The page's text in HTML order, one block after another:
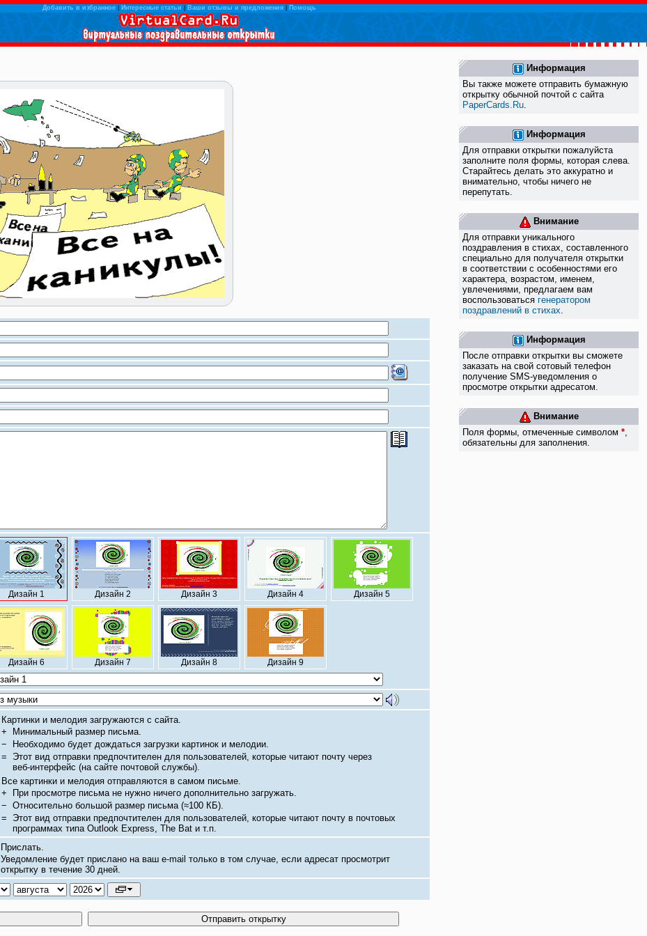
Добавить в избранное| Интересные статьи Ваши отзывы и предложения| Помощь
Дизайн 1 Дизайн 2 Дизайн 3 Дизайн 4 Дизайн 5
Дизайн 6 Дизайн 7 Дизайн 8 Дизайн 9
Картинки и мелодия загружаются с сайта.
+
Минимальный размер письма.
−
Необходимо будет дождаться загрузки картинок и мелодии.
= Этот вид отправки предпочтителен для пользователей, которые читают почту через
веб-интерфейс (на сайте почтовой службы).
Все картинки и мелодия отправляются в самом письме.
+
При просмотре письма не нужно ничего дополнительно загружать.
− Относительно большой размер письма (≈100 КБ).
= Этот вид отправки предпочтителен для пользователей, которые читают почту в почтовых
программах типа Outlook Express, The Bat и т.п.
Прислать.
Уведомление будет прислано на ваш e-mail только в том случае, если адресат просмотрит
открытку в течение 30 дней.
Информация
Вы также можете отправить бумажную
открытку обычной почтой с сайта
PaperCards.Ru.
Информация
Для отправки открытки пожалуйста
заполните поля формы, которая слева.
Старайтесь делать это аккуратно и
внимательно, чтобы ничего не
перепутать.
Внимание
Для отправки уникального
поздравления в стихах, составленного
специально для получателя открытки
в соответствии с особенностями его
характера, возрастом, именем,
увлечениями, предлагаем вам
воспользоваться генератором
поздравлений в стихах.
Информация
После отправки открытки вы сможете
заказать на свой сотовый телефон
получение SMS-уведомления о
просмотре открытки адресатом.
Внимание
Поля формы, отмеченные символом*,
обязательны для заполнения.